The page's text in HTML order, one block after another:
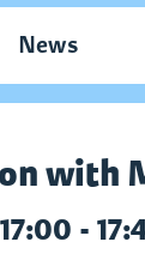
News
with
-